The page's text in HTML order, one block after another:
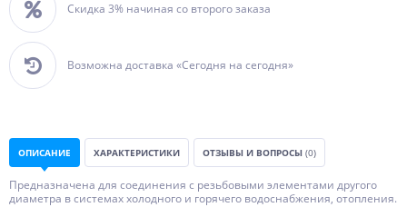
Скидка 3% начиная со второго заказа
Возможна доставка «Сегодня на сегодня»
ОПИСАНИЕ ХАРАКТЕРИСТИКИ ОТЗЫВЫ И ВОПРОСЫ (0)
Предназначена для соединения с резьбовыми элементами другого
диаметра в системах холодного и горячего водоснабжения, отопления.